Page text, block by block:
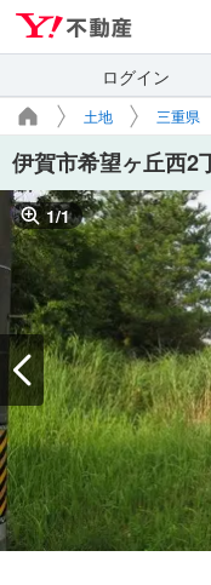
ログイン
土地 三重県
伊賀市希望ヶ丘西2
1/1